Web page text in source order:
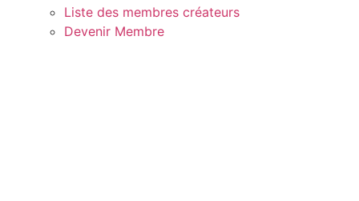
Liste des membres créateurs
Devenir Membre